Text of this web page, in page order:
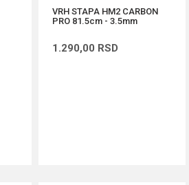
VRH STAPA HM2 CARBON
PRO 81.5cm - 3.5mm
1.290,00 RSD